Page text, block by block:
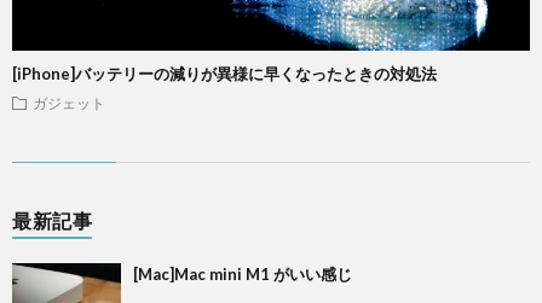
[iPhone]バッテリーの減りが異様に早くなったときの対処法
ガジェット
最新記事
[Mac]Mac mini M1 がいい感じ